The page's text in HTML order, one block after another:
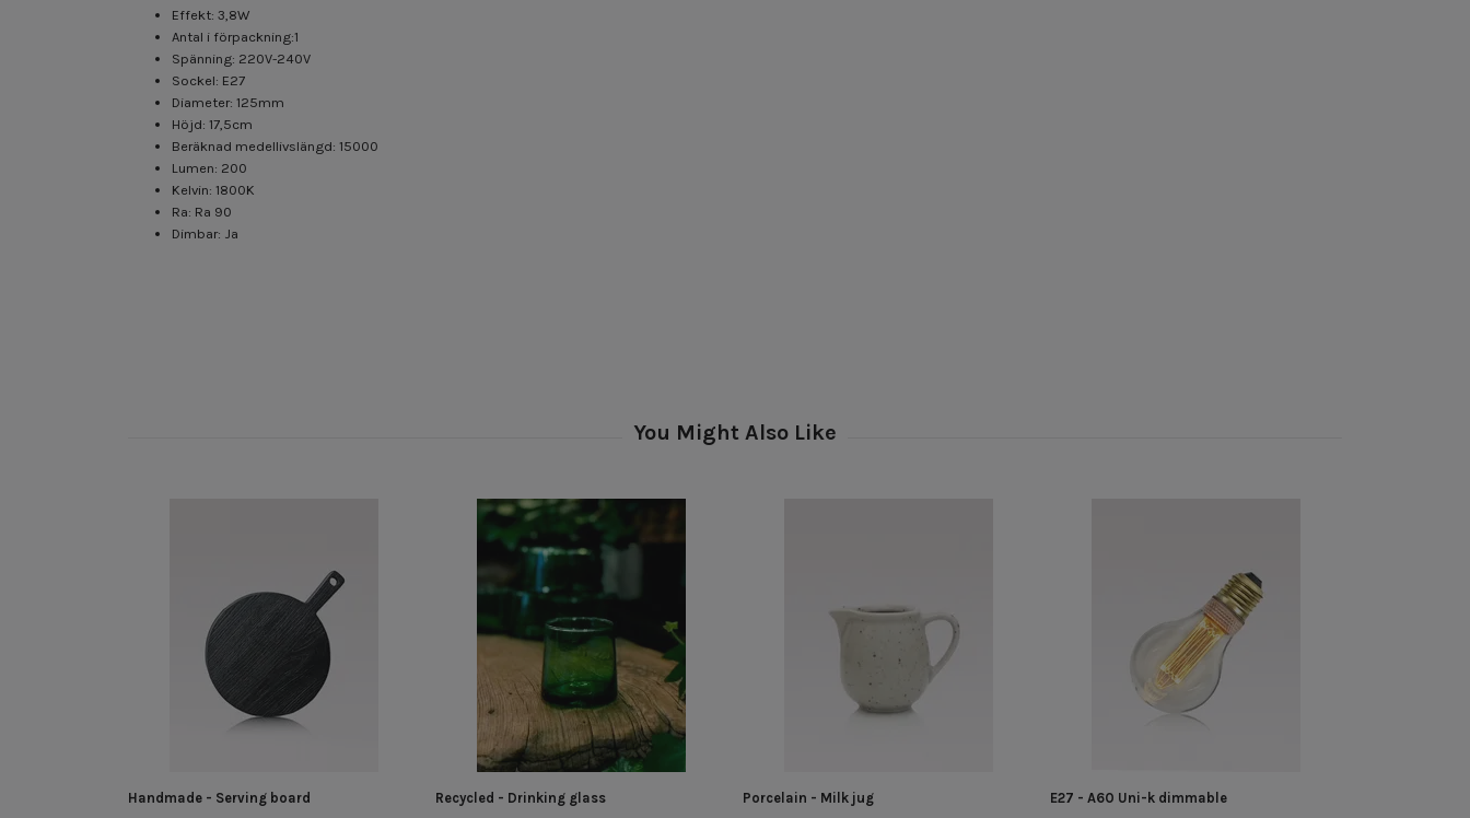
Effekt: 3,8W
Antal i förpackning:1
Spänning: 220V-240V
Sockel: E27
Diameter: 125mm
Höjd: 17,5cm
Beräknad medellivslängd: 15000
Lumen: 200
Kelvin: 1800K
Ra: Ra 90
Dimbar: Ja
Handmade - Serving board
Recycled - Drinking glass
Porcelain - Milk jug
E27 - A60 Uni-k dimmable